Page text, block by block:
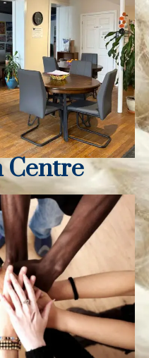
Centre